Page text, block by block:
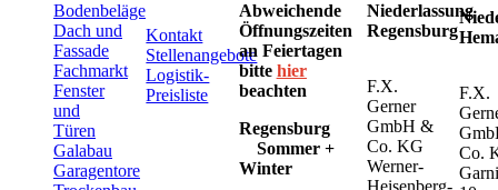
Bodenbeläge
Dach und
Fassade
Fachmarkt
Fenster
und
Türen
Galabau
Garagentore
Kontakt
Stellenangebote
Logistik-
Preisliste
Abweichende
Öffnungszeiten
an Feiertagen
bitte hier
beachten
Regensburg
Sommer +
Winter
Niederlassung
Regensburg
F.X.
Gerner
GmbH &
Co. KG
Werner-
F.X.
Co.